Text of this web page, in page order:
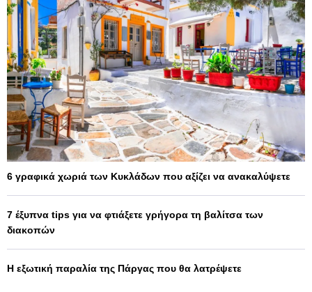
6 γραφικά χωριά των Κυκλάδων που αξίζει να ανακαλύψετε
7 έξυπνα tips για να φτιάξετε γρήγορα τη βαλίτσα των
διακοπών
Η εξωτική παραλία της Πάργας που θα λατρέψετε